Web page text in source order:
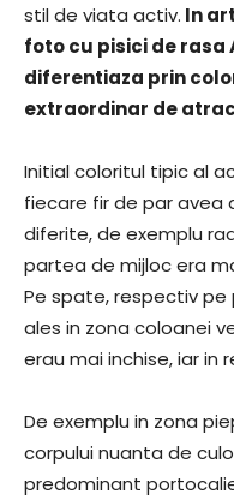
stil de viata activ. In
foto cu pisici de rasa
diferentiaza prin
extraordinar de
Initial coloritul tipic al
fiecare fir de par avea
diferite, de exemplu
partea de mijloc era
Pe spate, respectiv
ales in zona coloanei
erau mai inchise, iar in
De exemplu in zona
corpului nuanta de
predominant